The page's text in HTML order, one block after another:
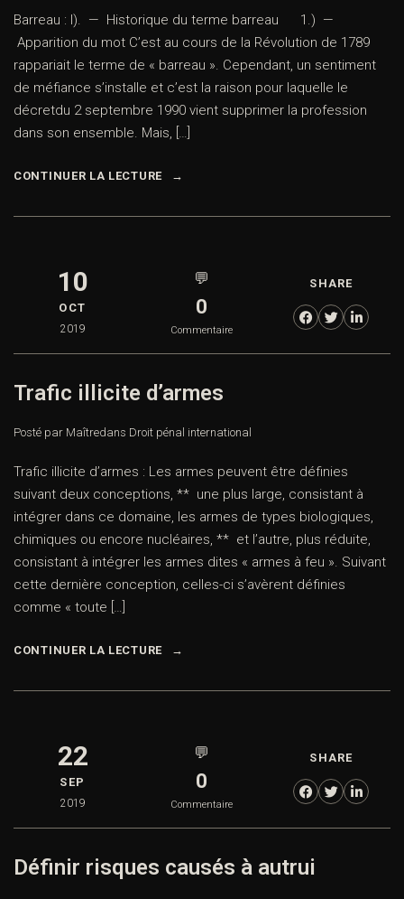
Barreau : I). — Historique du terme barreau 1.) —
Apparition du mot C’est au cours de la Révolution de 1789
rappariait le terme de « barreau ». Cependant, un sentiment
de méfiance s’installe et c’est la raison pour laquelle le
décretdu 2 septembre 1990 vient supprimer la profession
dans son ensemble. Mais, […]
CONTINUER LA LECTURE
10
OCT
2019
💬
0
Commentaire
SHARE
Trafic illicite d’armes
Posté par Maîtredans Droit pénal international
Trafic illicite d’armes : Les armes peuvent être définies
suivant deux conceptions, ** une plus large, consistant à
intégrer dans ce domaine, les armes de types biologiques,
chimiques ou encore nucléaires, ** et l’autre, plus réduite,
consistant à intégrer les armes dites « armes à feu ». Suivant
cette dernière conception, celles-ci s’avèrent définies
comme « toute […]
CONTINUER LA LECTURE
22
SEP
2019
💬
0
Commentaire
SHARE
Définir risques causés à autrui